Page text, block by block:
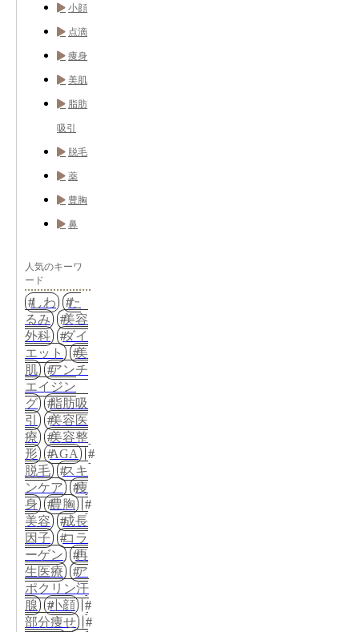
小顔
点滴
痩身
美肌
脂肪
吸引
脱毛
薬
豊胸
鼻
人気のキーワ
ード
しわ
た
るみ
美容
外科
ダイ
エット
美
肌
アンチ
エイジン
グ
脂肪吸
引
美容医
療
美容整
形
AGA
脱毛
スキ
ンケア
痩
身
豊胸
美容
成長
因子
コラ
ーゲン
再
生医療
ア
ポクリン汗
腺
小顔
部分痩せ